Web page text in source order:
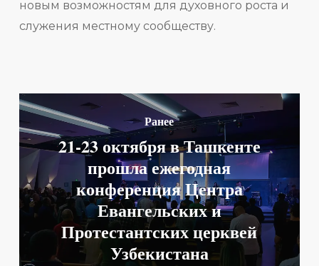
новым возможностям для духовного роста и
служения местному сообществу.
Ранее
21-23 октября в Ташкенте
прошла ежегодная
конференция Центра
Евангельских и
Протестантских церквей
Узбекистана